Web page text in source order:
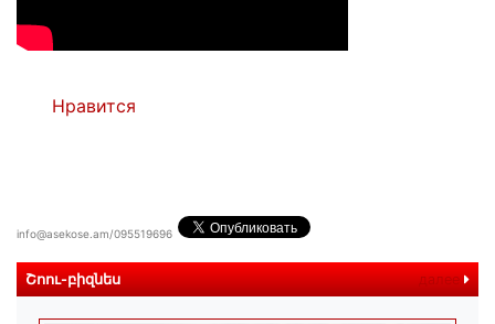
Нравится
info@asekose.am/095519696
Շոու-բիզնես далее